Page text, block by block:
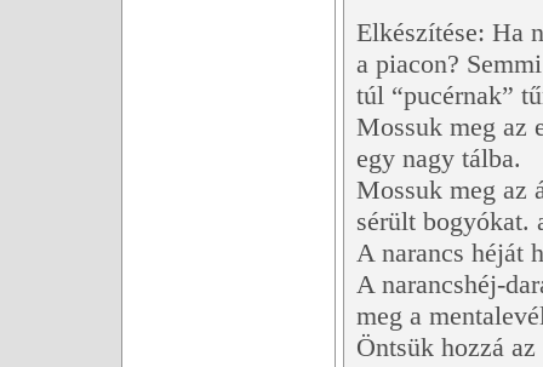
Elkészítése: Ha
a piacon?
túl “pucérnak”
Mossuk meg az
egy nagy tálba.
Mossuk meg az
sérült bogyókat.
A narancs héját
A narancshéj-
meg a
Öntsük hozzá